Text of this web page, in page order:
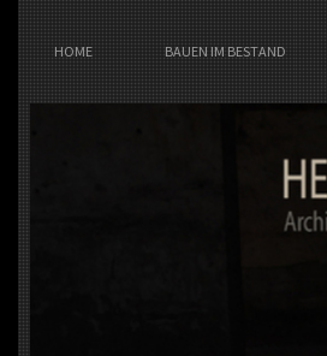
HOME BAUEN IM BESTAND